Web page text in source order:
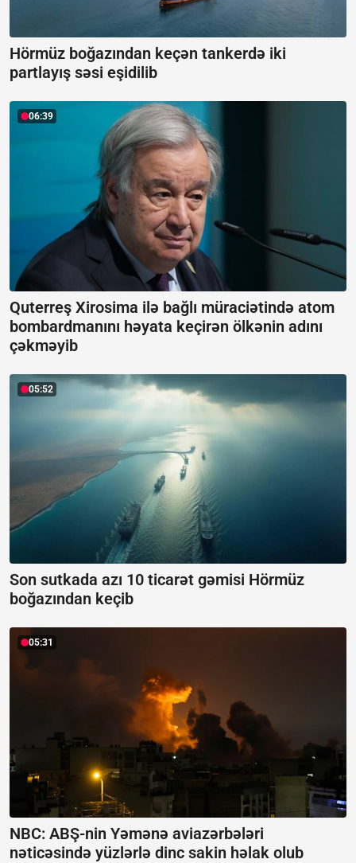
Hörmüz boğazından keçən tankerdə iki
partlayış səsi eşidilib
06:39
Quterreş Xirosima ilə bağlı müraciətində atom
bombardmanını həyata keçirən ölkənin adını
çəkməyib
05:52
Son sutkada azı 10 ticarət gəmisi Hörmüz
boğazından keçib
05:31
NBC: ABŞ-nin Yəmənə aviazərbələri
nəticəsində yüzlərlə dinc sakin həlak olub